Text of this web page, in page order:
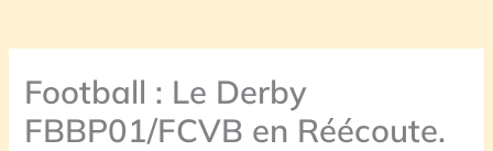
Football : Le Derby
FBBP01/FCVB en Réécoute.